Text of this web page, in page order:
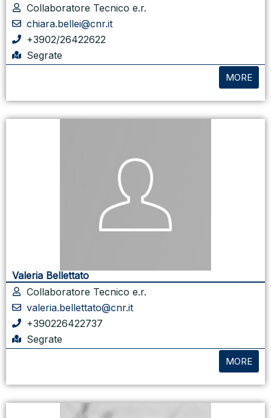
Collaboratore Tecnico e.r.
chiara.bellei@cnr.it
+3902/26422622
Segrate
MORE
Valeria Bellettato
Collaboratore Tecnico e.r.
valeria.bellettato@cnr.it
+390226422737
Segrate
MORE